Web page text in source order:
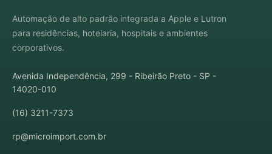
Automação de alto padrão integrada a Apple e Lutron
para residências, hotelaria, hospitais e ambientes
corporativos.
Avenida Independência, 299 - Ribeirão Preto - SP -
14020-010
(16) 3211-7373
rp@microimport.com.br